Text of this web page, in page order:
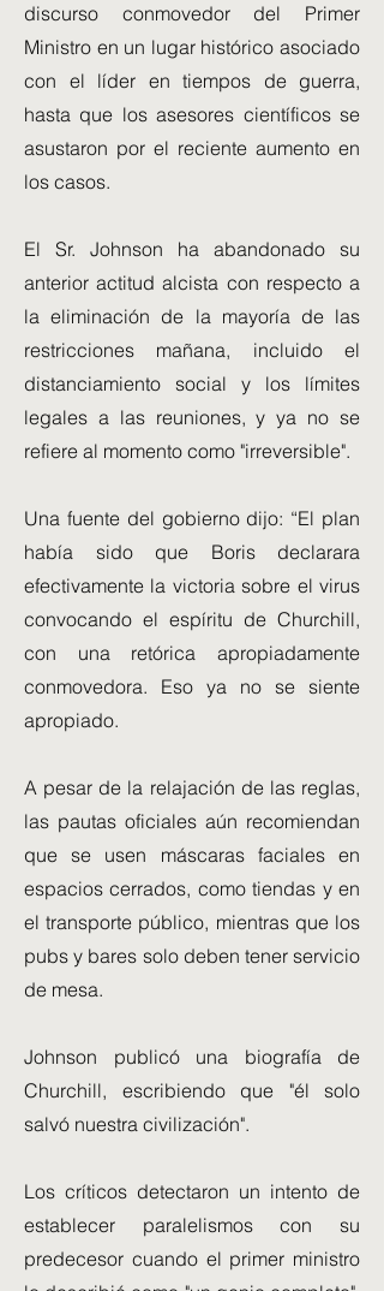
discurso conmovedor del Primer
Ministro en un lugar histórico asociado
con el líder en tiempos de guerra,
hasta que los asesores científicos se
asustaron por el reciente aumento en
los casos.
El Sr. Johnson ha abandonado su
anterior actitud alcista con respecto a
la eliminación de la mayoría de las
restricciones mañana, incluido el
distanciamiento social y los límites
legales a las reuniones, y ya no se
refiere al momento como "irreversible".
Una fuente del gobierno dijo: “El plan
había sido que Boris declarara
efectivamente la victoria sobre el virus
convocando el espíritu de Churchill,
con una retórica apropiadamente
conmovedora. Eso ya no se siente
apropiado.
A pesar de la relajación de las reglas,
las pautas oficiales aún recomiendan
que se usen máscaras faciales en
espacios cerrados, como tiendas y en
el transporte público, mientras que los
pubs y bares solo deben tener servicio
de mesa.
Johnson publicó una biografía de
Churchill, escribiendo que "él solo
salvó nuestra civilización".
Los críticos detectaron un intento de
establecer paralelismos con su
predecesor cuando el primer ministro